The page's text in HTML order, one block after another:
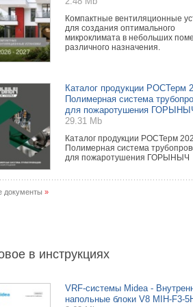
Компактные вентиляционные
для создания оптимального
микроклимата в небольших
различного назначения.
Каталог продукции РОСТерм
Полимерная система
для пожаротушения
29.31 Mb
Каталог продукции РОСТерм
Полимерная система
для пожаротушения ГОРЫНЫЧ
документы »
в инструкциях
VRF-системы Midea -
напольные блоки V8 MIH-F3-